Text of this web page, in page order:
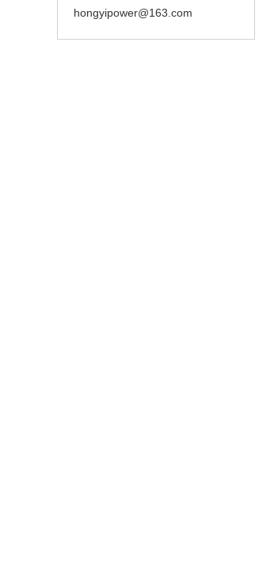
hongyipower@163.com